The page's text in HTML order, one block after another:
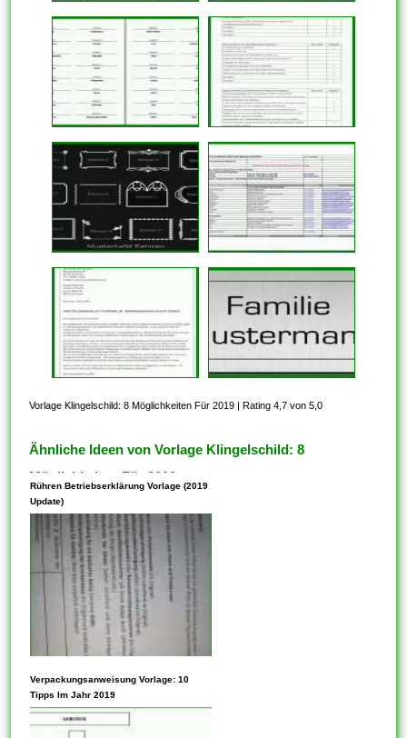
Vorlage Klingelschild: 8 Möglichkeiten Für 2019 |Rating 4,7 von 5,0
Ähnliche Ideen von Vorlage Klingelschild: 8
Möglichkeiten Für 2019
Rühren Betriebserklärung Vorlage (2019
Update)
Vorlagen können Parameter
innehaben. Die Verwendung
von Vorlagen ist auch eine
Verpackungsanweisung Vorlage: 10
Tipps Im Jahr 2019